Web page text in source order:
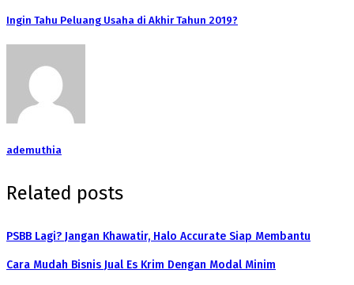
Ingin Tahu Peluang Usaha di Akhir Tahun 2019?
ademuthia
Related posts
PSBB Lagi? Jangan Khawatir, Halo Accurate Siap Membantu
Cara Mudah Bisnis Jual Es Krim Dengan Modal Minim